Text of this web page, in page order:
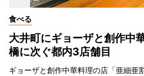
食べる
大井町にギョーザと創作
橋に次ぐ都内3店舗目
ギョーザと創作中華料理の店「亜細亜